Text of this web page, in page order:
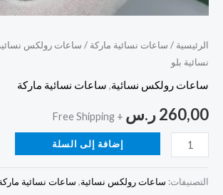
الرئيسية / ساعات نسائية ماركة / ساعات رولكس
نسائية بلو
ساعات رولكس نسائية, ساعات نسائية ماركة
260,00ر.س + Free Shipping
إضافة إلى السلة
التصنيفات: ساعات رولكس نسائية, ساعات نسائية